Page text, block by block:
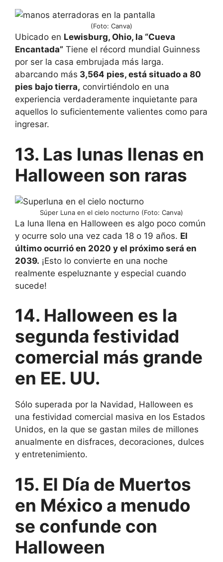
(Foto: Canva)
Ubicado en Lewisburg, Ohio, la “Cueva
Encantada” Tiene el récord mundial Guinness
por ser la casa embrujada más larga.
abarcando más 3,564 pies, está situado a 80
pies bajo tierra, convirtiéndolo en una
experiencia verdaderamente inquietante para
aquellos lo suficientemente valientes como para
ingresar.
13. Las lunas llenas en
Halloween son raras
Súper Luna en el cielo nocturno (Foto: Canva)
La luna llena en Halloween es algo poco común
y ocurre solo una vez cada 18 o 19 años. El
último ocurrió en 2020 y el próximo será en
2039. ¡Esto lo convierte en una noche
realmente espeluznante y especial cuando
sucede!
14. Halloween es la
segunda festividad
comercial más grande
en EE. UU.
Sólo superada por la Navidad, Halloween es
una festividad comercial masiva en los Estados
Unidos, en la que se gastan miles de millones
anualmente en disfraces, decoraciones, dulces
y entretenimiento.
15. El Día de Muertos
en México a menudo
se confunde con
Halloween